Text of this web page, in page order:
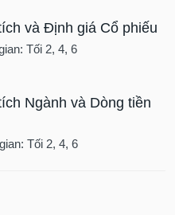
và Định giá Cổ phiếu
Tối 2, 4, 6
Ngành và Dòng tiền
Tối 2, 4, 6